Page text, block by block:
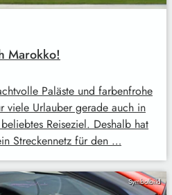
Marokko!
Paläste und farbenfrohe
Urlauber gerade auch in
Reiseziel. Deshalb hat
Streckennetz für den …
Symbolbild